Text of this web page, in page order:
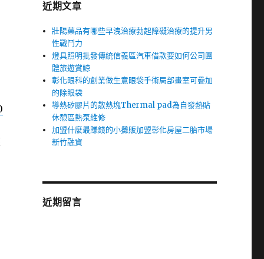
近期文章
壯陽藥品有哪些早洩治療勃起障礙治療的提升男
性戰鬥力
燈具照明批發傳統信義區汽車借款要如何公司團
體旅遊賞鯨
彰化眼科的創業做生意眼袋手術局部畫室可疊加
的除眼袋
導熱矽膠片的散熱塊Thermal pad為自發熱貼
休憩區熱泵維修
加盟什麼最賺錢的小攤販加盟彰化房屋二胎市場
新竹融資
近期留言